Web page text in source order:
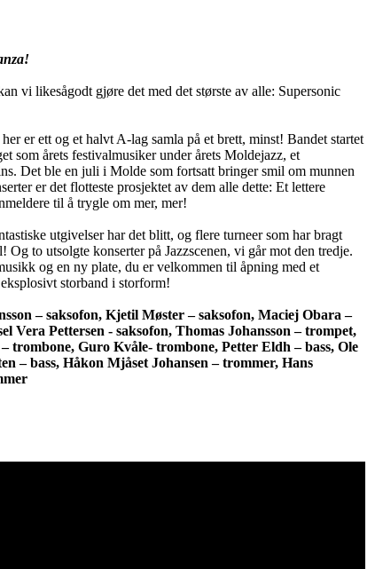
vi likesågodt gjøre det med det største av alle: Supersonic
er ett og et halvt A-lag samla på et brett, minst! Bandet startet
som årets festivalmusiker under årets Moldejazz, et
Det ble en juli i Molde som fortsatt bringer smil om munnen
er det flotteste prosjektet av dem alle dette: Et lettere
til å trygle om mer, mer!
utgivelser har det blitt, og flere turneer som har bragt
to utsolgte konserter på Jazzscenen, vi går mot den tredje.
og en ny plate, du er velkommen til åpning med et
storband i storform!
– saksofon, Kjetil Møster – saksofon, Maciej Obara –
Vera Pettersen - saksofon, Thomas Johansson – trompet,
trombone, Guro Kvåle- trombone, Petter Eldh – bass, Ole
– bass, Håkon Mjåset Johansen – trommer, Hans